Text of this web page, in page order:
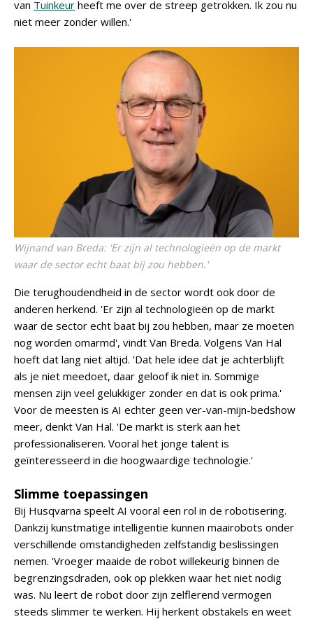
van Tuinkeur heeft me over de streep getrokken. Ik zou nu
niet meer zonder willen.'
Wijnand van Breda: 'Er zijn al technologieën op de markt
waar de sector echt baat bij zou hebben.'
Die terughoudendheid in de sector wordt ook door de
anderen herkend. 'Er zijn al technologieën op de markt
waar de sector echt baat bij zou hebben, maar ze moeten
nog worden omarmd', vindt Van Breda. Volgens Van Hal
hoeft dat lang niet altijd. 'Dat hele idee dat je achterblijft
als je niet meedoet, daar geloof ik niet in. Sommige
mensen zijn veel gelukkiger zonder en dat is ook prima.'
Voor de meesten is AI echter geen ver-van-mijn-bedshow
meer, denkt Van Hal. 'De markt is sterk aan het
professionaliseren. Vooral het jonge talent is
geïnteresseerd in die hoogwaardige technologie.'
Slimme toepassingen
Bij Husqvarna speelt AI vooral een rol in de robotisering.
Dankzij kunstmatige intelligentie kunnen maairobots onder
verschillende omstandigheden zelfstandig beslissingen
nemen. 'Vroeger maaide de robot willekeurig binnen de
begrenzingsdraden, ook op plekken waar het niet nodig
was. Nu leert de robot door zijn zelflerend vermogen
steeds slimmer te werken. Hij herkent obstakels en weet